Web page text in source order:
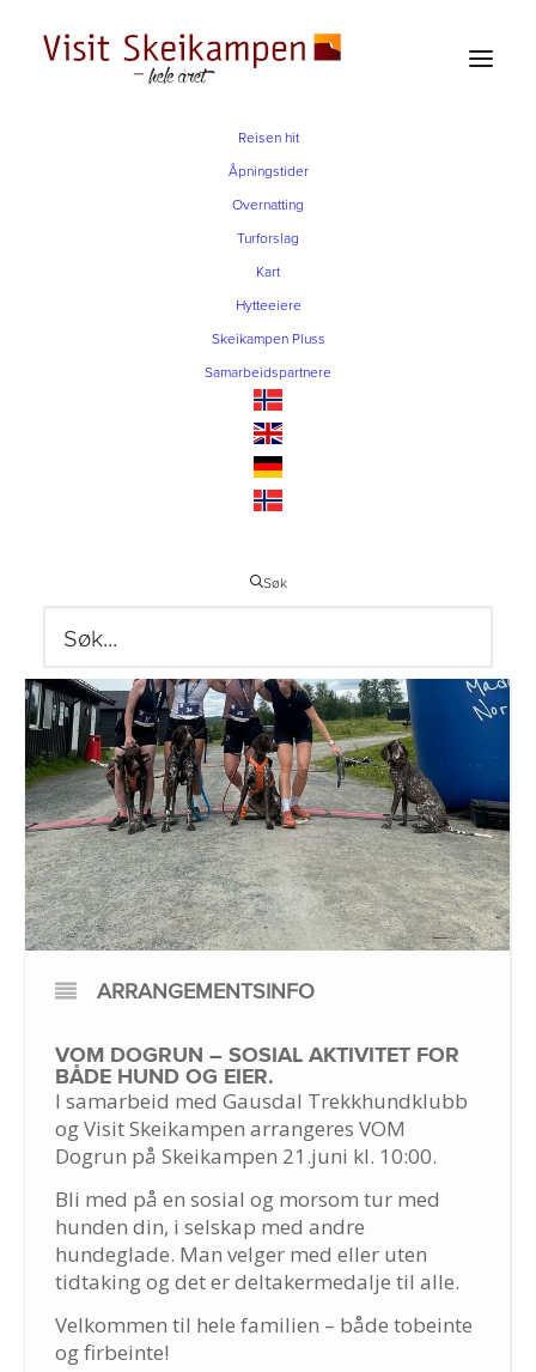
Reisen hit
Åpningstider
Overnatting
Turforslag
Kart
Hytteeiere
Skeikampen Pluss
Samarbeidspartnere
Søk
VOM dogrun
ARRANGEMENTSINFO
VOM DOGRUN – SOSIAL AKTIVITET FOR
BÅDE HUND OG EIER.
I samarbeid med Gausdal Trekkhundklubb
og Visit Skeikampen arrangeres VOM
Dogrun på Skeikampen 21.juni kl. 10:00.
Bli med på en sosial og morsom tur med
hunden din, i selskap med andre
hundeglade. Man velger med eller uten
tidtaking og det er deltakermedalje til alle.
Velkommen til hele familien – både tobeinte
og firbeinte!